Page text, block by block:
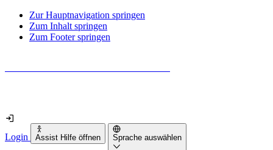
Zur Hauptnavigation springen
Zum Inhalt springen
Zum Footer springen
Login Assist Hilfe öffnen Sprache auswählen